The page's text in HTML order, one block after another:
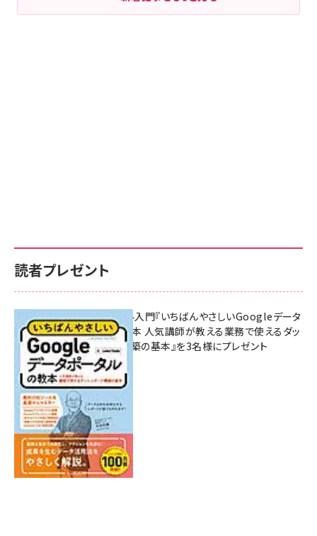
読者プレゼント
無料BIツール入門『いちばんやさしいGoogleデータ
ポータルの教本 人気講師が教える業務で使えるダッ
シュボード構築の基本』を3名様にプレゼント
7月31日 10:00